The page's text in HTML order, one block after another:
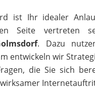
ist Ihr idealer
Seite vertreten
. Dazu
entwickeln wir
die Sie sich